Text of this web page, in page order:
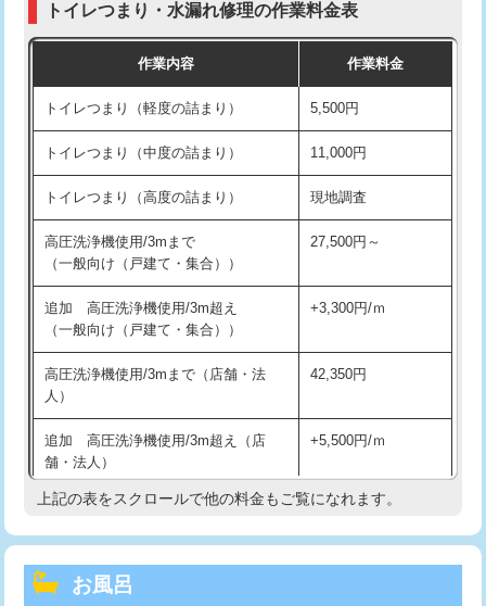
トイレつまり・水漏れ修理の作業料金表
作業内容 作業料金
トイレつまり（軽度の詰まり） 5,500円
トイレつまり（中度の詰まり） 11,000円
トイレつまり（高度の詰まり） 現地調査
高圧洗浄機使用/3mまで
（一般向け（戸建て・集合））
27,500円～
追加 高圧洗浄機使用/3m超え
（一般向け（戸建て・集合））
+3,300円/ｍ
高圧洗浄機使用/3mまで（店舗・法
人）
42,350円
追加 高圧洗浄機使用/3m超え（店
舗・法人）
+5,500円/ｍ
高度高圧洗浄換 現地調査
トーラー機使用/3mまで
上記の表をスクロールで他の料金もご覧になれます。
お風呂